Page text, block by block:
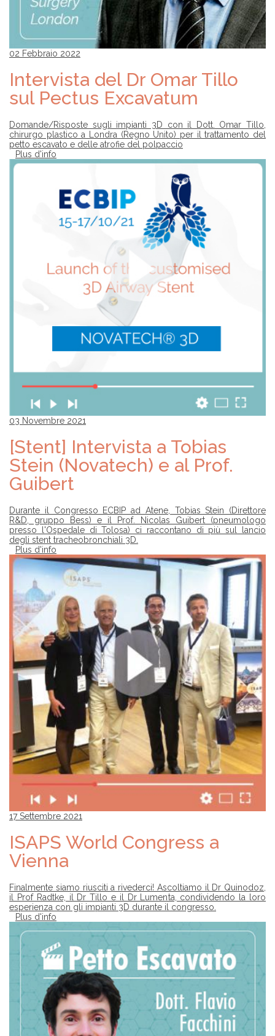
02 Febbraio 2022
Intervista del Dr Omar Tillo
sul Pectus Excavatum
Domande/Risposte sugli impianti 3D con il Dott. Omar Tillo,
chirurgo plastico a Londra (Regno Unito) per il trattamento del
petto escavato e delle atrofie del polpaccio
Plus d'info
03 Novembre 2021
[Stent] Intervista a Tobias
Stein (Novatech) e al Prof.
Guibert
Durante il Congresso ECBIP ad Atene, Tobias Stein (Direttore
R&D, gruppo Bess) e il Prof. Nicolas Guibert (pneumologo
presso l'Ospedale di Tolosa) ci raccontano di più sul lancio
degli stent tracheobronchiali 3D.
Plus d'info
17 Settembre 2021
ISAPS World Congress a
Vienna
Finalmente siamo riusciti a rivederci! Ascoltiamo il Dr Quinodoz,
il Prof Radtke, il Dr Tillo e il Dr Lumenta, condividendo la loro
esperienza con gli impianti 3D durante il congresso.
Plus d'info